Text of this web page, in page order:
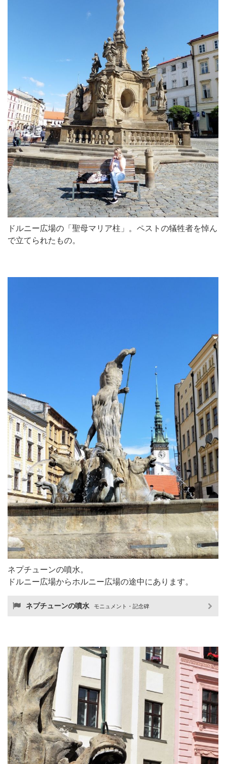
ドルニー広場の「聖母マリア柱」。ペストの犠牲者を悼ん
で立てられたもの。
ネプチューンの噴水。
ドルニー広場からホルニー広場の途中にあります。
ネプチューンの噴水 モニュメント・記念碑